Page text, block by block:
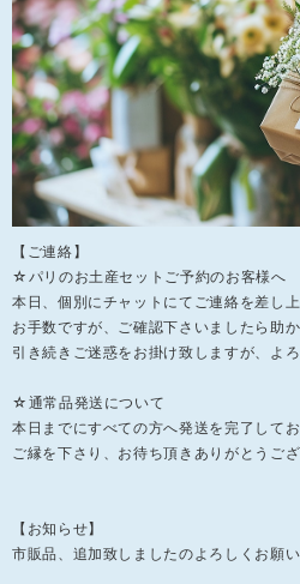
【ご連絡】
☆パリのお土産セットご予約のお客様へ
本日、個別にチャットにてご連絡を差し上
お手数ですが、ご確認下さいましたら助か
引き続きご迷惑をお掛け致しますが、よ
☆通常品発送について
本日までにすべての方へ発送を完了してお
ご縁を下さり、お待ち頂きありがとうござ
【お知らせ】
市販品、追加致しましたのよろしくお願い